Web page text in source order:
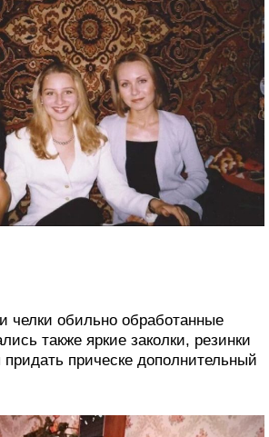
челки обильно обработанные
также яркие заколки, резинки
прическе дополнительный